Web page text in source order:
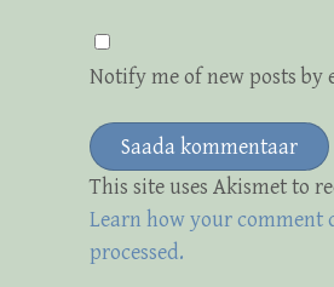
Notify me of new posts by
This site uses Akismet to
Learn how your comment
processed.